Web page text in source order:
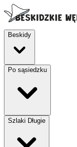
Beskidy
Po sąsiedzku
Szlaki Długie